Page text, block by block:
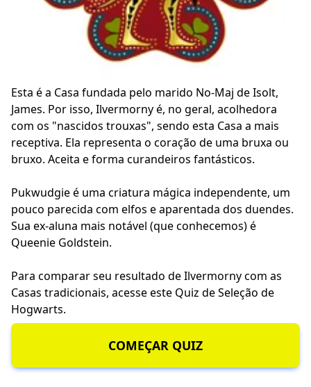
Esta é a Casa fundada pelo marido No-Maj de Isolt,
James. Por isso, Ilvermorny é, no geral, acolhedora
com os "nascidos trouxas", sendo esta Casa a mais
receptiva. Ela representa o coração de uma bruxa ou
bruxo. Aceita e forma curandeiros fantásticos.
Pukwudgie é uma criatura mágica independente, um
pouco parecida com elfos e aparentada dos duendes.
Sua ex-aluna mais notável (que conhecemos) é
Queenie Goldstein.
Para comparar seu resultado de Ilvermorny com as
Casas tradicionais, acesse este Quiz de Seleção de
Hogwarts.
COMEÇAR QUIZ